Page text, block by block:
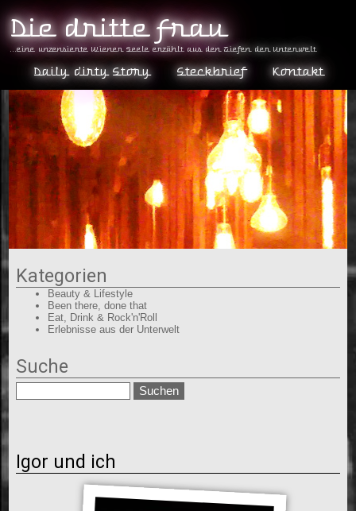
Die dritte Frau
...eine unzensierte Wiener Seele erzählt aus den Tiefen der Unterwelt
Daily dirty Story Steckbrief Kontakt
Kategorien
Beauty & Lifestyle
Been there, done that
Eat, Drink & Rock'n'Roll
Erlebnisse aus der Unterwelt
Suche
Igor und ich